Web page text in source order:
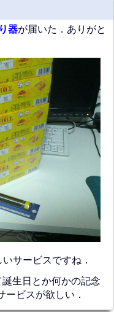
器が届いた．ありがと
サービスですね．
生日とか何かの記念
ービスが欲しい．